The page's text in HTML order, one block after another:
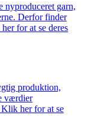
nyproduceret garn,
Derfor finder
for at se deres
produktion,
værdier
Klik her for at se